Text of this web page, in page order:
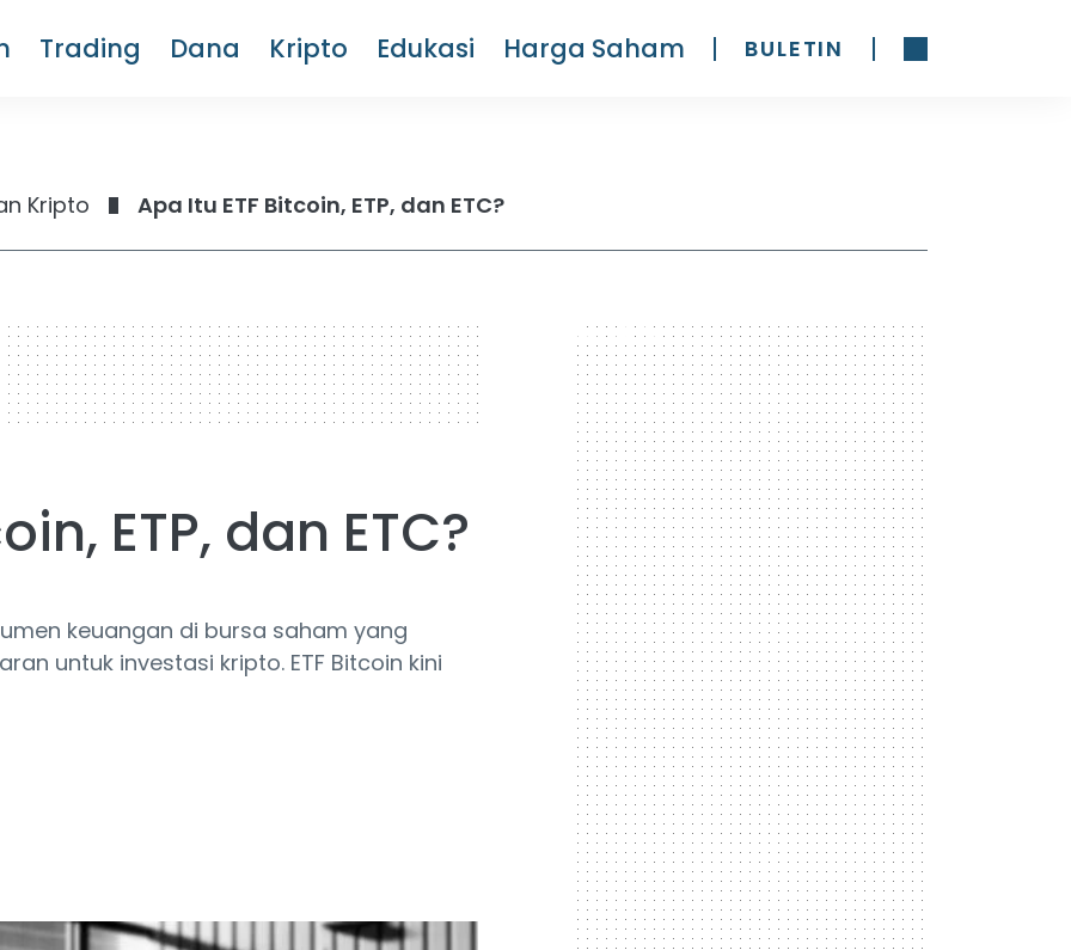
Trading Dana Kripto Edukasi Harga Saham BULETIN
Kripto Apa Itu ETF Bitcoin, ETP, dan ETC?
ETP, dan ETC?
keuangan di bursa saham yang
untuk investasi kripto. ETF Bitcoin kini
300 x 600